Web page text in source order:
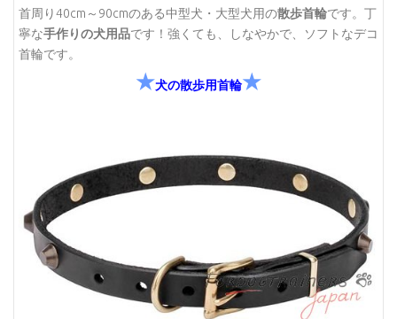
首周り40cm～90cmのある中型犬・大型犬用の散歩首輪です。丁
寧な手作りの犬用品です！強くても、しなやかで、ソフトなデコ
首輪です。
★犬の散歩用首輪★